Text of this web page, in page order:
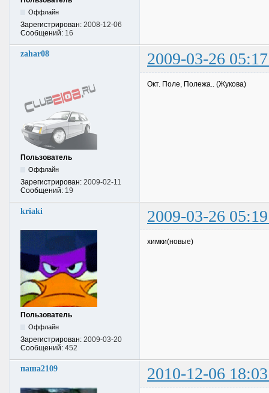
Оффлайн
Зарегистрирован: 2008-12-06
Сообщений: 16
zahar08 2009-03-26
Пользователь
Оффлайн
Зарегистрирован: 2009-02-11
Сообщений: 19
Окт. Поле, Полежа.. (Жукова)
kriaki 2009-03-26
Пользователь
Оффлайн
Зарегистрирован: 2009-03-20
Сообщений: 452
химки(новые)
паша2109 2010-12-06